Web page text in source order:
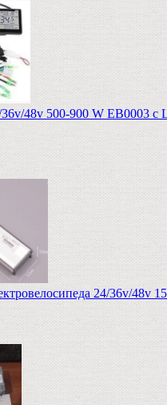
48v 500-900 W EB0003 с
24/36v/48v